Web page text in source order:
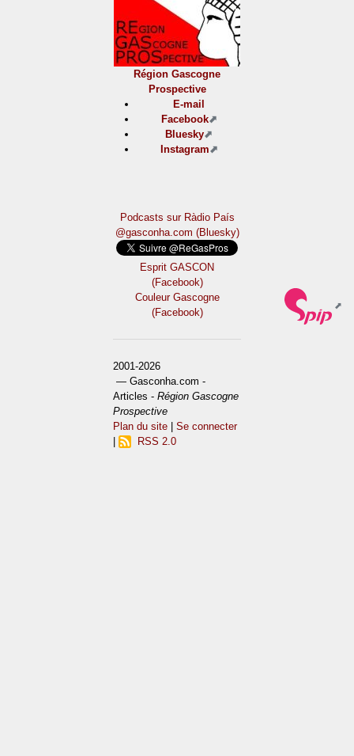
Région Gascogne
Prospective
E-mail
Facebook
Bluesky
Instagram
Podcasts sur Ràdio País
@gasconha.com (Bluesky)
Esprit GASCON
(Facebook)
Couleur Gascogne
(Facebook)
2001-2026
— Gasconha.com -
Articles -Région Gascogne
Prospective
Plan du site |Se connecter
RSS 2.0